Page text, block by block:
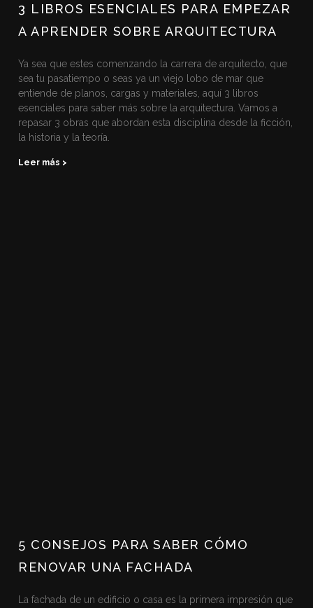
3 LIBROS ESENCIALES PARA EMPEZAR
A APRENDER SOBRE ARQUITECTURA
Ya sea que estes comenzando la carrera de arquitecto, que
sea tu pasatiempo o seas ya un viejo lobo de mar que
entiende de planos, cargas y materiales, aquí 3 libros
esenciales para saber más sobre la arquitectura. Vamos a
repasar 3 obras que abordan esta disciplina desde la ficción,
la historia y la teoría.
Leer más >
5 CONSEJOS PARA SABER CÓMO
RENOVAR UNA FACHADA
La fachada de un edificio o casa es la primera impresión que